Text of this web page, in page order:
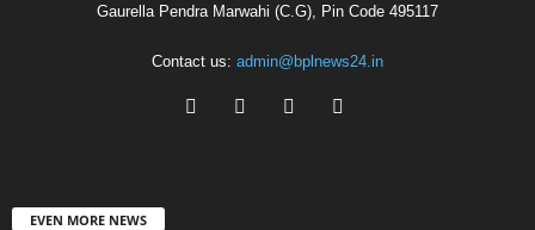
Gaurella Pendra Marwahi (C.G), Pin Code 495117
Contact us: admin@bplnews24.in
EVEN MORE NEWS